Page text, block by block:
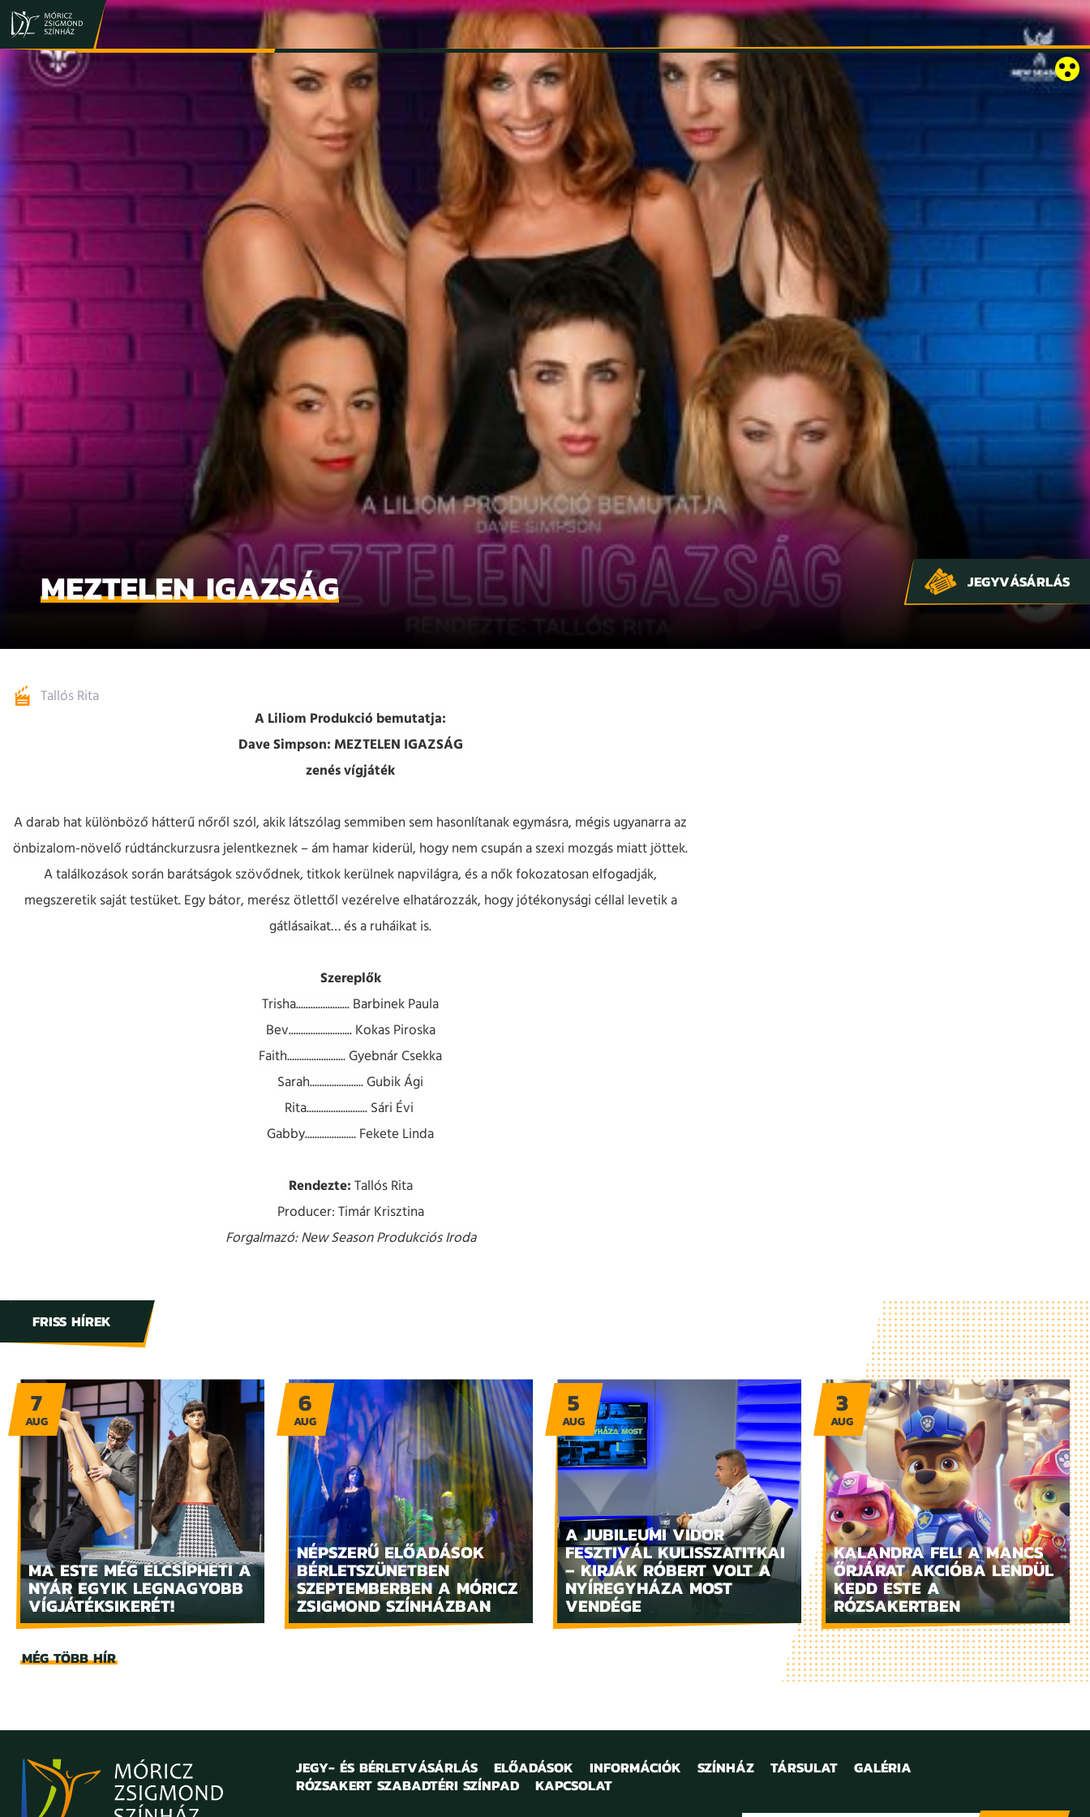
JEGY- ÉS BÉRLETVÁSÁRLÁS ELŐADÁSOK INFORMÁCIÓK SZÍNHÁZ TÁRSULAT GALÉRIA RÓZSAKERT SZABADTÉRI SZÍNPAD KAPCSOLAT EN
MEZTELEN IGAZSÁG JEGYVÁSÁRLÁS
Tallós Rita
A Liliom Produkció bemutatja:
Dave Simpson: MEZTELEN IGAZSÁG
zenés vígjáték
A darab hat különböző hátterű nőről szól, akik látszólag semmiben sem hasonlítanak egymásra, mégis ugyanarra az
önbizalom-növelő rúdtánckurzusra jelentkeznek – ám hamar kiderül, hogy nem csupán a szexi mozgás miatt jöttek.
A találkozások során barátságok szövődnek, titkok kerülnek napvilágra, és a nők fokozatosan elfogadják,
megszeretik saját testüket. Egy bátor, merész ötlettől vezérelve elhatározzák, hogy jótékonysági céllal levetik a
gátlásaikat… és a ruháikat is.
Szereplők
Trisha...................... Barbinek Paula
Bev.......................... Kokas Piroska
Faith........................ Gyebnár Csekka
Sarah...................... Gubik Ági
Rita......................... Sári Évi
Gabby..................... Fekete Linda
Rendezte:Tallós Rita
Producer: Timár Krisztina
Forgalmazó: New Season Produkciós Iroda
FRISS HÍREK
MA ESTE MÉG ELCSÍPHETI A
NYÁR EGYIK LEGNAGYOBB
VÍGJÁTÉKSIKERÉT!
7
AUG
NÉPSZERŰ ELŐADÁSOK
BÉRLETSZÜNETBEN
SZEPTEMBERBEN A MÓRICZ
ZSIGMOND SZÍNHÁZBAN
6
AUG
A JUBILEUMI VIDOR
FESZTIVÁL KULISSZATITKAI
– KIRJÁK RÓBERT VOLT A
NYÍREGYHÁZA MOST
VENDÉGE
5
AUG
KALANDRA FEL! A MANCS
ŐRJÁRAT AKCIÓBA LENDÜL
KEDD ESTE A
RÓZSAKERTBEN
3
AUG
MÉG TÖBB HÍR
JEGY- ÉS BÉRLETVÁSÁRLÁS ELŐADÁSOK INFORMÁCIÓK SZÍNHÁZ TÁRSULAT
GALÉRIA
RÓZSAKERT SZABADTÉRI SZÍNPAD
KAPCSOLAT